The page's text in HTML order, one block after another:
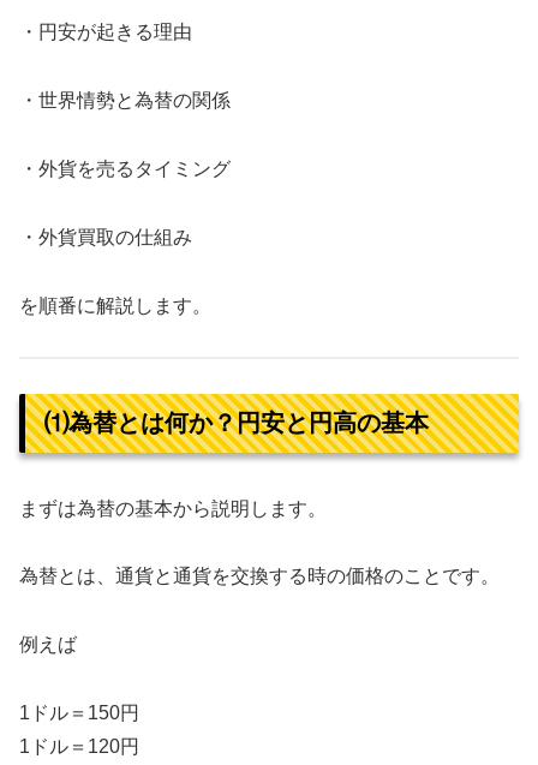
・円安が起きる理由
・世界情勢と為替の関係
・外貨を売るタイミング
・外貨買取の仕組み
を順番に解説します。
⑴為替とは何か？円安と円高の基本
まずは為替の基本から説明します。
為替とは、通貨と通貨を交換する時の価格のことです。
例えば
1ドル＝150円
1ドル＝120円